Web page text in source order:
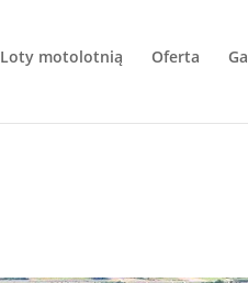
Loty motolotnią Oferta